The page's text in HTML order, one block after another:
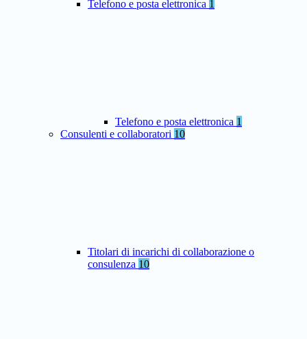
Telefono e posta elettronica 1
Telefono e posta elettronica 1
Consulenti e collaboratori 10
Titolari di incarichi di collaborazione o
consulenza 10